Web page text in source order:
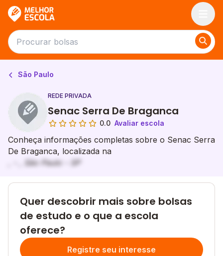
São Paulo
REDE PRIVADA
Senac Serra De Braganca
0.0 Avaliar escola
Conheça informações completas sobre o Senac Serra
De Braganca, localizada na
, - , São Paulo - SP
Quer descobrir mais sobre bolsas
de estudo e o que a escola
oferece?
Registre seu interesse